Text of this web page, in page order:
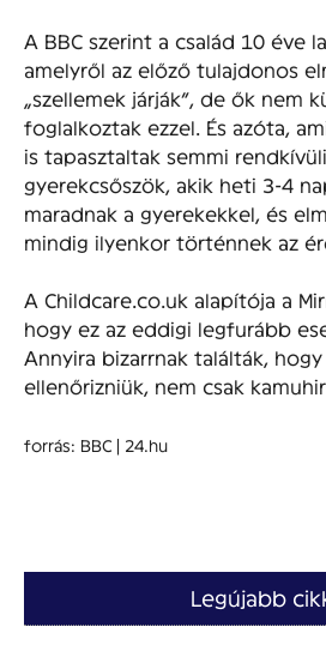
A BBC szerint a család 10 éve
amelyről az előző tulajdonos
„szellemek járják”, de ők nem
foglalkoztak ezzel. És azóta,
is tapasztaltak semmi
gyerekcsőszök, akik heti 3-4
maradnak a gyerekekkel, és
mindig ilyenkor történnek az
A Childcare.co.uk alapítója a
hogy ez az eddigi legfurább
Annyira bizarrnak találták,
ellenőrizniük, nem csak
forrás: BBC | 24.hu
Legújabb